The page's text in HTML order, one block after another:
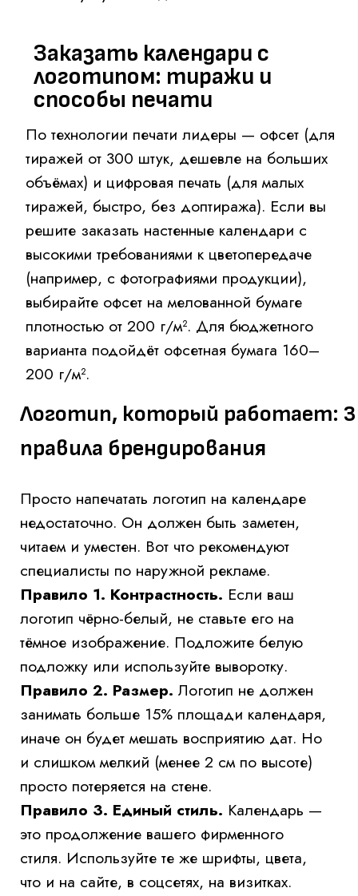
избавит от сюрпризов.
Заказать настенные
пошаговый план
Итак, вы решили, что календарь нужен.
Действуйте по алгоритму:
Определите бюджет и целевую
аудиторию (кому и зачем вы дарите
Выберите формат (А3, А2, перекидной,
плакатный).
Разработайте макет: сетка дат +
фоновое изображение + место под
логотип + поле для заметок.
Сделайте цветопробу в типографии.
Согласуйте тираж и способ доставки.
Заказать календари с
логотипом лучше за 3 - 4 месяца до
Нового года (оптимально в августе -
сентябре), чтобы избежать
случайных экземпляров: совпадение
цветов, обрезка, пружина не цепляется
за края.